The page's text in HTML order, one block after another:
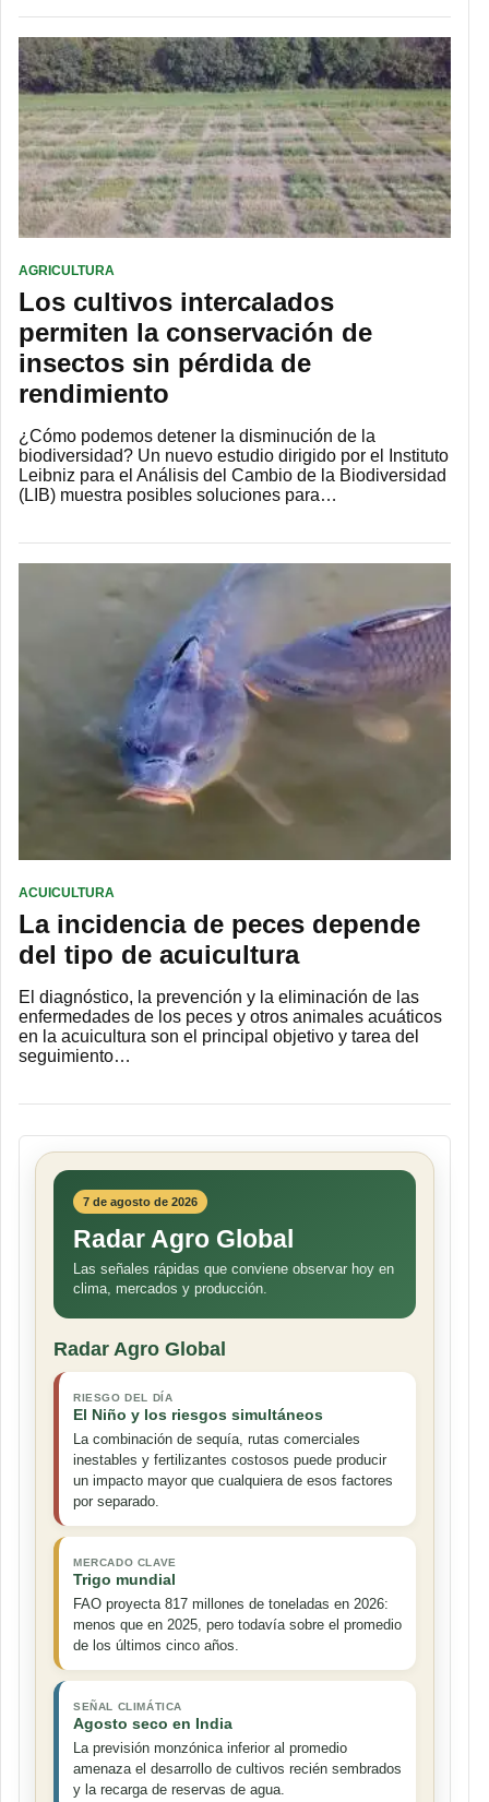
AGRICULTURA
Los cultivos intercalados
permiten la conservación de
insectos sin pérdida de
rendimiento
¿Cómo podemos detener la disminución de la
biodiversidad? Un nuevo estudio dirigido por el Instituto
Leibniz para el Análisis del Cambio de la Biodiversidad
(LIB) muestra posibles soluciones para…
ACUICULTURA
La incidencia de peces depende
del tipo de acuicultura
El diagnóstico, la prevención y la eliminación de las
enfermedades de los peces y otros animales acuáticos
en la acuicultura son el principal objetivo y tarea del
seguimiento…
7 de agosto de 2026
Radar Agro Global
Las señales rápidas que conviene observar hoy en
clima, mercados y producción.
Radar Agro Global
RIESGO DEL DÍA
El Niño y los riesgos simultáneos
La combinación de sequía, rutas comerciales
inestables y fertilizantes costosos puede producir
un impacto mayor que cualquiera de esos factores
por separado.
MERCADO CLAVE
Trigo mundial
FAO proyecta 817 millones de toneladas en 2026:
menos que en 2025, pero todavía sobre el promedio
de los últimos cinco años.
SEÑAL CLIMÁTICA
Agosto seco en India
La previsión monzónica inferior al promedio
amenaza el desarrollo de cultivos recién sembrados
y la recarga de reservas de agua.